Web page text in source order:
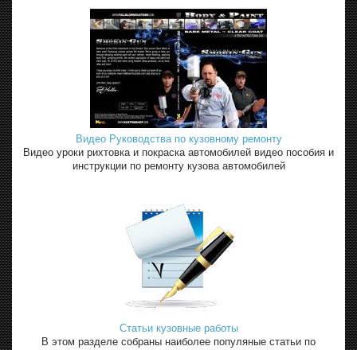
Видео Руководства по кузовному ремонту
Видео уроки рихтовка и покраска автомобилей видео пособия и
инструкции по ремонту кузова автомобилей
Статьи кузовные работы
В этом разделе собраны наиболее популяные статьи по